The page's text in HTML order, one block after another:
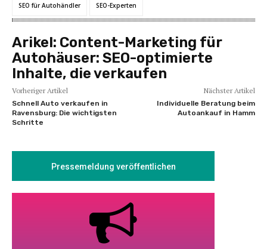
SEO für Autohändler SEO-Experten
Arikel: Content-Marketing für
Autohäuser: SEO-optimierte
Inhalte, die verkaufen
Vorheriger Artikel
Schnell Auto verkaufen in
Ravensburg: Die wichtigsten
Schritte
Nächster Artikel
Individuelle Beratung beim
Autoankauf in Hamm
Pressemeldung veröffentlichen